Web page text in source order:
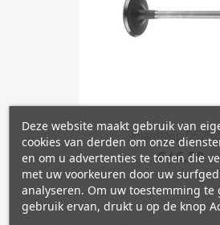
Inlaatklep
€ 46,59
Deze website maakt gebruik van
cookies van derden om onze
en om u advertenties te tonen die
met uw voorkeuren door uw
analyseren. Om uw toestemming te
gebruik ervan, drukt u op de knop